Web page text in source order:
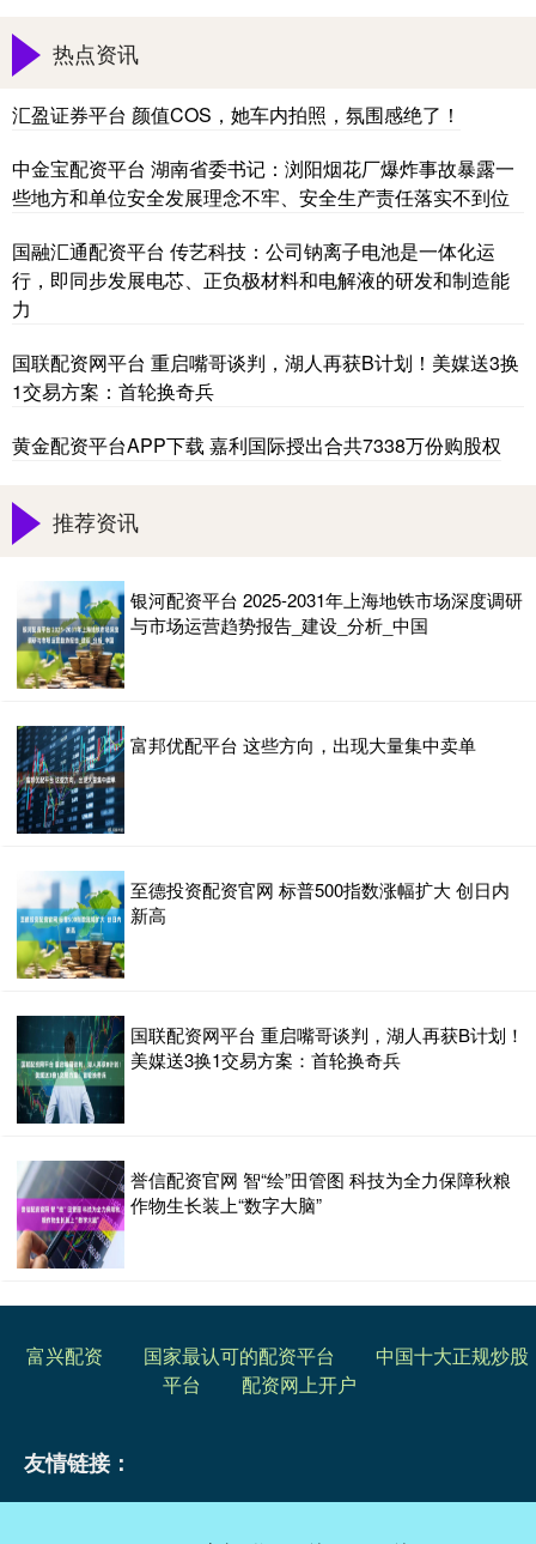
热点资讯
汇盈证券平台 颜值COS，她车内拍照，氛围感绝了！
中金宝配资平台 湖南省委书记：浏阳烟花厂爆炸事故暴露一
些地方和单位安全发展理念不牢、安全生产责任落实不到位
国融汇通配资平台 传艺科技：公司钠离子电池是一体化运
行，即同步发展电芯、正负极材料和电解液的研发和制造能
力
国联配资网平台 重启嘴哥谈判，湖人再获B计划！美媒送3换
1交易方案：首轮换奇兵
黄金配资平台APP下载 嘉利国际授出合共7338万份购股权
推荐资讯
银河配资平台 2025-2031年上海地铁市场深度调研
与市场运营趋势报告_建设_分析_中国
富邦优配平台 这些方向，出现大量集中卖单
至德投资配资官网 标普500指数涨幅扩大 创日内
新高
国联配资网平台 重启嘴哥谈判，湖人再获B计划！
美媒送3换1交易方案：首轮换奇兵
誉信配资官网 智“绘”田管图 科技为全力保障秋粮
作物生长装上“数字大脑”
富兴配资 国家最认可的配资平台
中国十大正规炒股
平台
配资网上开户
友情链接：